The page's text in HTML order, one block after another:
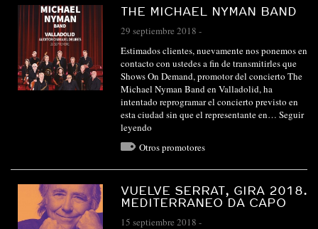
THE MICHAEL NYMAN BAND
29 septiembre 2018 -
Estimados clientes, nuevamente nos ponemos en
contacto con ustedes a fin de transmitirles que
Shows On Demand, promotor del concierto The
Michael Nyman Band en Valladolid, ha
intentado reprogramar el concierto previsto en
esta ciudad sin que el representante en… Seguir
leyendo
Otros promotores
VUELVE SERRAT, GIRA 2018.
MEDITERRANEO DA CAPO
15 septiembre 2018 -